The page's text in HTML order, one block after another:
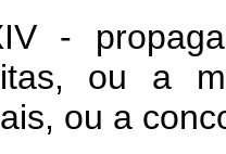
ou a
ou a